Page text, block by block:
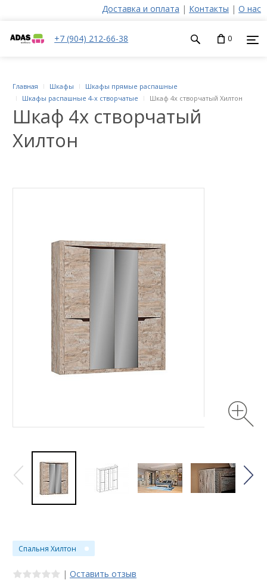
Доставка и оплата | Контакты | О нас
+7 (904) 212-66-38 0
Шкаф 4х створчатый
Хилтон
Главная Шкафы
Шкафы прямые распашные
Шкафы распашные 4-х створчатые
Шкаф 4х створчатый Хилтон
Спальня Хилтон
| Оставить отзыв